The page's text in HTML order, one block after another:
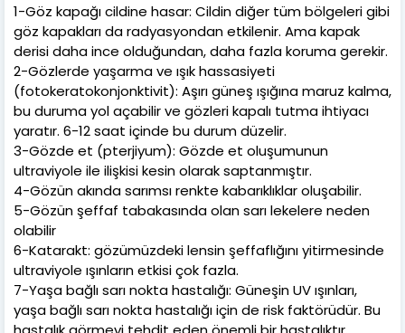
1-Göz kapağı cildine hasar: Cildin diğer tüm bölgeleri gibi
göz kapakları da radyasyondan etkilenir. Ama kapak
derisi daha ince olduğundan, daha fazla koruma gerekir.
2-Gözlerde yaşarma ve ışık hassasiyeti
(fotokeratokonjonktivit): Aşırı güneş ışığına maruz kalma,
bu duruma yol açabilir ve gözleri kapalı tutma ihtiyacı
yaratır. 6-12 saat içinde bu durum düzelir.
3-Gözde et (pterjiyum): Gözde et oluşumunun
ultraviyole ile ilişkisi kesin olarak saptanmıştır.
4-Gözün akında sarımsı renkte kabarıklıklar oluşabilir.
5-Gözün şeffaf tabakasında olan sarı lekelere neden
olabilir
6-Katarakt: gözümüzdeki lensin şeffaflığını yitirmesinde
ultraviyole ışınların etkisi çok fazla.
7-Yaşa bağlı sarı nokta hastalığı: Güneşin UV ışınları,
yaşa bağlı sarı nokta hastalığı için de risk faktörüdür. Bu